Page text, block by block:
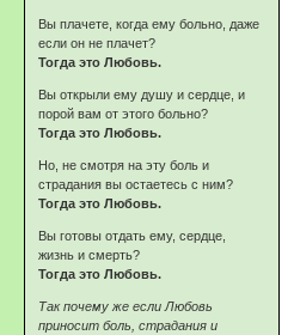
Вы плачете, когда ему больно, даже
если он не плачет?
Тогда это Любовь.
Вы открыли ему душу и сердце, и
порой вам от этого больно?
Тогда это Любовь.
Но, не смотря на эту боль и
страдания вы остаетесь с ним?
Тогда это Любовь.
Вы готовы отдать ему, сердце,
жизнь и смерть?
Тогда это Любовь.
Так почему же если Любовь
приносит боль, страдания и